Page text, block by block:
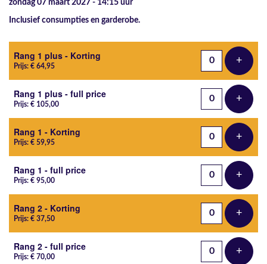
zondag 07 maart 2027 - 14:15 uur
Inclusief consumpties en garderobe.
Aantal tickets
Rang 1 plus - Korting
Prijs: € 64,95 +Voeg
Rang 1 plus - full price
Prijs: € 105,00 +Voeg
Rang 1 - Korting
Prijs: € 59,95 +Voeg
Rang 1 - full price
Prijs: € 95,00 +Voeg
Rang 2 - Korting
Prijs: € 37,50 +Voeg
Rang 2 - full price
Prijs: € 70,00 +Voeg